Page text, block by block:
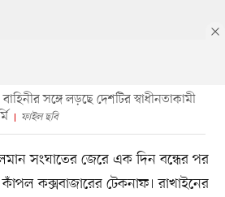
সঙ্গে লড়ছে দেশটির স্বাধীনতাকামী
ফাইল ছবি
সংঘাতের জেরে এক দিন বন্ধের পর
কক্সবাজারের টেকনাফ। রাখাইনের